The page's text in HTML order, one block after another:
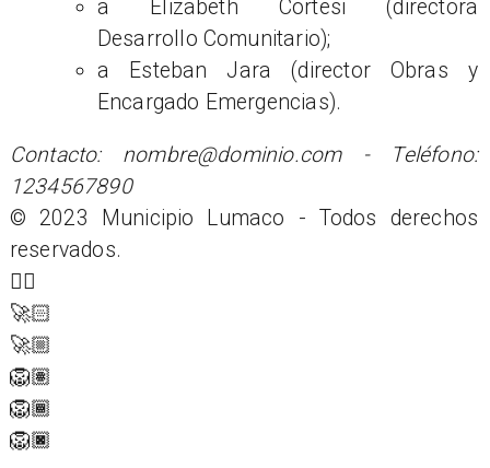
a Elizabeth Cortesi (directora
Desarrollo Comunitario);
a Esteban Jara (director Obras y
Encargado Emergencias).
Contacto: nombre@dominio.com - Teléfono:
1234567890
© 2023 Municipio Lumaco - Todos derechos
reservados.
👉🏻
🚀🏻
🚀🏼
🦁🏽
🦁🏾
🦁🏿